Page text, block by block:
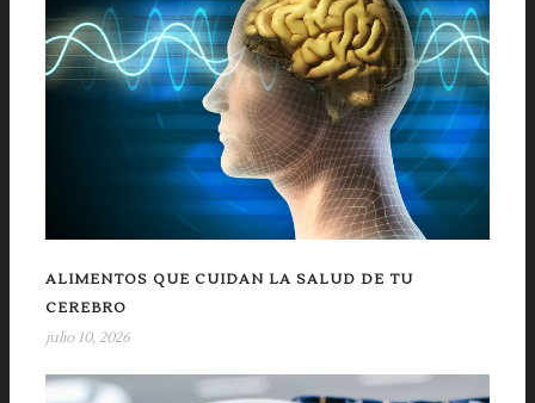
ALIMENTOS QUE CUIDAN LA SALUD DE TU
CEREBRO
julio 10, 2026